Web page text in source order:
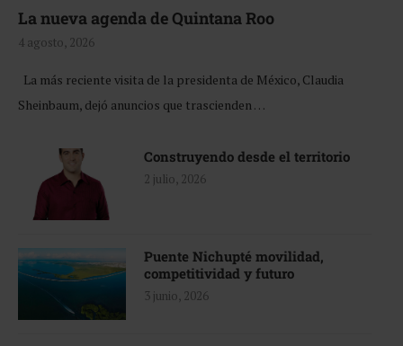
La nueva agenda de Quintana Roo
4 agosto, 2026
La más reciente visita de la presidenta de México, Claudia
Sheinbaum, dejó anuncios que trascienden …
Construyendo desde el territorio
2 julio, 2026
Puente Nichupté movilidad,
competitividad y futuro
3 junio, 2026